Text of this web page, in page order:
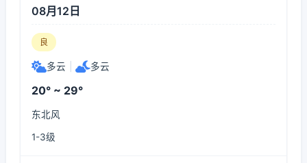
08月12日
良
多云 多云
20° ~ 29°
东北风
1-3级